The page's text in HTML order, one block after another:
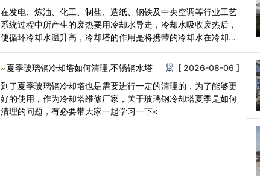
在发电、炼油、化工、制盐、造纸、钢铁及中央空调等行业工艺
系统过程中所产生的废热要用冷却水导走，冷却水吸收废热后，
使循环冷却水温升高，冷却塔的作用是将携带的冷却水在冷却塔
夏季玻璃钢冷却塔如何清理,不锈钢水塔
[ 2026-08-06 ]
到了夏季玻璃钢冷却塔也是需要进行一定的清理的，为了能够更
好的使用，作为冷却塔维修厂家，关于玻璃钢冷却塔夏季是如何
清理的问题，有必要带大家一起学习一下<